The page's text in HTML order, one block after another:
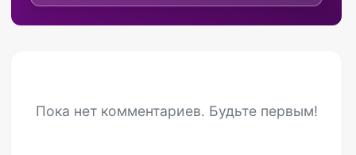
Пока нет комментариев. Будьте первым!